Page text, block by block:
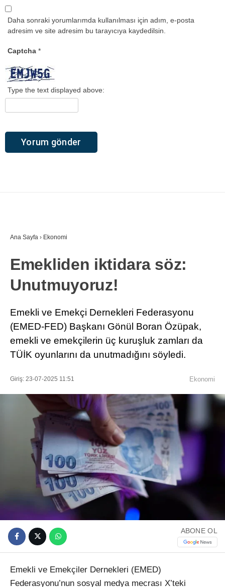
Daha sonraki yorumlarımda kullanılması için adım, e-posta
adresim ve site adresim bu tarayıcıya kaydedilsin.
Captcha *
Type the text displayed above:
Ana Sayfa › Ekonomi
Emekliden iktidara söz:
Unutmuyoruz!
Emekli ve Emekçi Dernekleri Federasyonu
(EMED-FED) Başkanı Gönül Boran Özüpak,
emekli ve emekçilerin üç kuruşluk zamları da
TÜİK oyunlarını da unutmadığını söyledi.
Giriş: 23-07-2025 11:51 Ekonomi
ABONE OL
Emekli ve Emekçiler Dernekleri (EMED)
Federasyonu’nun sosyal medya mecrası X’teki